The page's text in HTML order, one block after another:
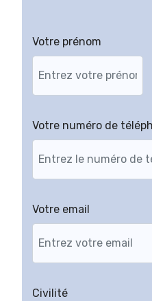
Votre prénom
Votre numéro de
Votre email
Civilité